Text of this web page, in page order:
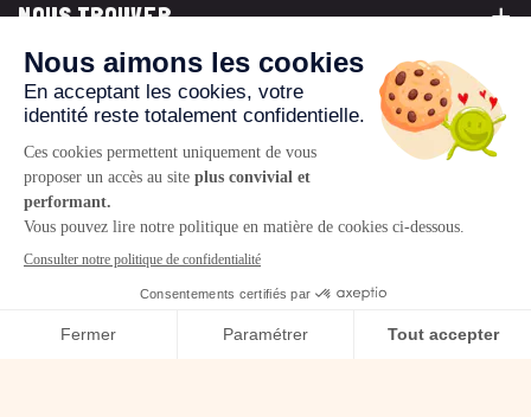
NOUS TROUVER
VOUS ÊTES...
NOUS CONTACTER
© 2026 www.gigamic.com
Mentions légales
Politique de confidentialité
Création